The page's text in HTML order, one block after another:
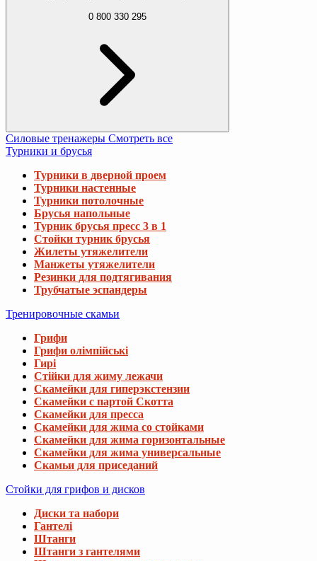
0 800 330 295
Силовые тренажеры Смотреть все
Турники и брусья
Турники в дверной проем
Турники настенные
Турники потолочные
Брусья напольные
Турник брусья пресс 3 в 1
Стойки турник брусья
Жилеты утяжелители
Манжеты утяжелители
Резинки для подтягивания
Трубчатые эспандеры
Тренировочные скамьи
Грифи
Грифи олімпійські
Гирі
Стійки для жиму лежачи
Скамейки для гиперэкстензии
Скамейки с партой Скотта
Скамейки для пресса
Скамейки для жима со стойками
Скамейки для жима горизонтальные
Скамейки для жима универсальные
Скамьи для приседаний
Стойки для грифов и дисков
Диски та набори
Гантелі
Штанги
Штанги з гантелями